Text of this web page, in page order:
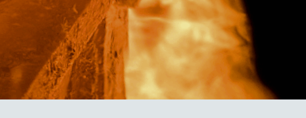
Contact
Privacy policy
Language EN JP CN TW
©TAMBAYAKI 2025